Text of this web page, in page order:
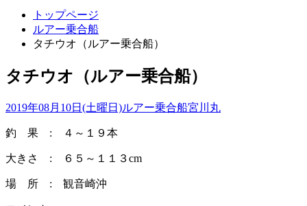
トップページ
ルアー乗合船
タチウオ（ルアー乗合船）
タチウオ（ルアー乗合船）
2019年08月10日(土曜日)ルアー乗合船宮川丸
釣 果 : ４～１９本
大きさ : ６５～１１３cm
場 所 : 観音崎沖